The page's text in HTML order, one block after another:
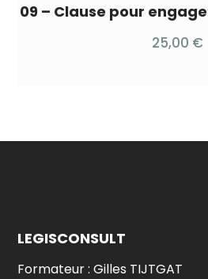
09 – Clause pour
25,00 €
LEGISCONSULT
Formateur : Gilles TIJTGAT